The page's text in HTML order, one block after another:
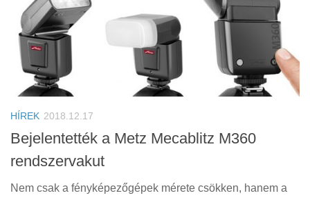
HÍREK 2018.12.17
Bejelentették a Metz Mecablitz M360
rendszervakut
Nem csak a fényképezőgépek mérete csökken, hanem a